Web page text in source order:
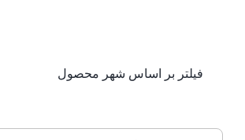
فیلتر بر اساس شهر محصول